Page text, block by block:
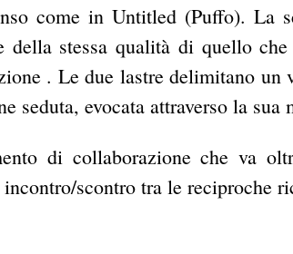
come in Untitled (Puffo). La
della stessa qualità di quello
. Le due lastre delimitano un
seduta, evocata attraverso la sua
di collaborazione che va
scontro tra le reciproche